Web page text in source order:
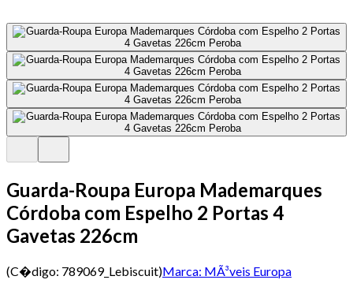
Guarda-Roupa Europa Mademarques
Córdoba com Espelho 2 Portas 4
Gavetas 226cm
(C�digo: 789069_Lebiscuit)Marca: MÃ³veis Europa